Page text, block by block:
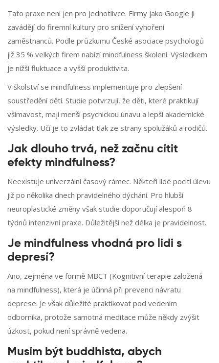
Tato praxe není jen pro jednotlivce. Firmy jako Google ji
zavádějí do firemní kultury pro snížení vyhoření
zaměstnanců. Podle průzkumu České asociace psychologů
již 35 % velkých firem nabízí mindfulness školení. Výsledkem
je nižší fluktuace a vyšší produktivita.
V školství se mindfulness implementuje pro zlepšení
soustředění dětí. Studie potvrzují, že děti, které praktikují
všímavost, mají menší psychickou únavu a lepší akademické
výsledky. Učí je to zvládat tlak ze strany spolužáků a rodičů.
Jak dlouho trvá, než začnu cítit
efekty mindfulness?
Neexistuje univerzální časový rámec. Někteří lidé pocítí úlevu
již po několika dnech pravidelného dýchání. Pro hlubší
neuroplastické změny však studie doporučují alespoň 8
týdnů intenzivní praxe. Důležitější než délka je pravidelnost.
Je mindfulness vhodná pro lidi s
depresí?
Ano, zejména ve formě MBCT (Kognitivní terapie založená
na mindfulness), která je účinná při prevenci návratu
deprese. Je však důležité praktikovat pod vedením
odborníka, protože samotná meditace může někdy zvýšit
úzkost, pokud není správně vedena.
Musím být buddhista, abych